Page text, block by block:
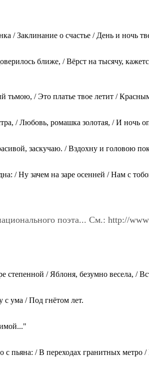
/ Заклинание о счастье / День и ночь
ближе, / Вёрст на тысячу,
тьмою, / Это платье твое летит /
/ Любовь, ромашка золотая, / И ночь
заскучаю. / Вздохну и головою
/ Ну зачем на заре осенней / Нам с
поэта... См.: http://
степенной / Яблоня, безумно весела, /
с ума / Под гнётом лет.
пьяна: / В переходах гранитных метро /